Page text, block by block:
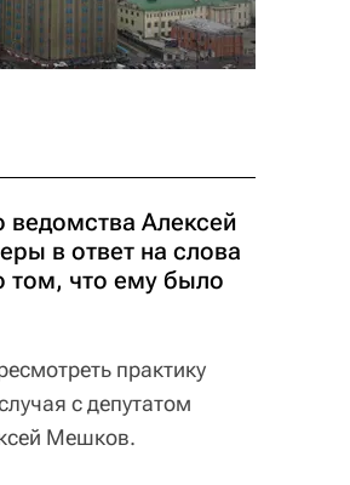
Алексей
в ответ на слова
том, что ему было
практику
с депутатом
Мешков.